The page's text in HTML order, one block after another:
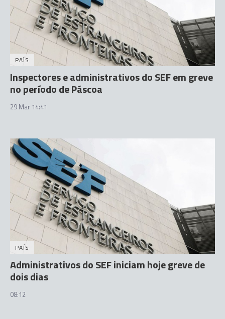
PAÍS
Inspectores e administrativos do SEF em greve
no período de Páscoa
29 Mar 14:41
PAÍS
Administrativos do SEF iniciam hoje greve de
dois dias
08:12